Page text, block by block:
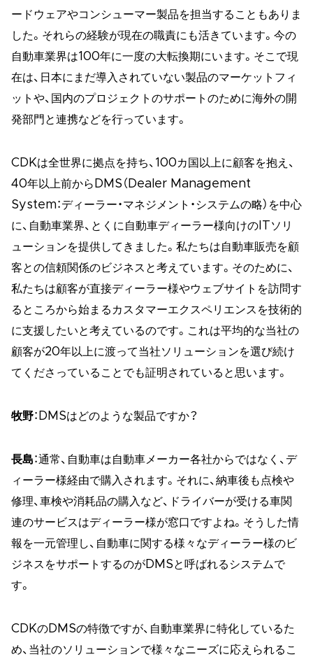
ードウェアやコンシューマー製品を担当することもありま
した。それらの経験が現在の職責にも活きています。今の
自動車業界は100年に一度の大転換期にいます。そこで現
在は、日本にまだ導入されていない製品のマーケットフィ
ットや、国内のプロジェクトのサポートのために海外の開
発部門と連携などを行っています。
CDKは全世界に拠点を持ち、100カ国以上に顧客を抱え、
40年以上前からDMS（Dealer Management
System：ディーラー・マネジメント・システムの略）を中心
に、自動車業界、とくに自動車ディーラー様向けのITソリ
ューションを提供してきました。私たちは自動車販売を顧
客との信頼関係のビジネスと考えています。そのために、
私たちは顧客が直接ディーラー様やウェブサイトを訪問す
るところから始まるカスタマーエクスペリエンスを技術的
に支援したいと考えているのです。これは平均的な当社の
顧客が20年以上に渡って当社ソリューションを選び続け
てくださっていることでも証明されていると思います。
牧野：DMSはどのような製品ですか？
長島：通常、自動車は自動車メーカー各社からではなく、デ
ィーラー様経由で購入されます。それに、納車後も点検や
修理、車検や消耗品の購入など、ドライバーが受ける車関
連のサービスはディーラー様が窓口ですよね。そうした情
報を一元管理し、自動車に関する様々なディーラー様のビ
ジネスをサポートするのがDMSと呼ばれるシステムで
す。
CDKのDMSの特徴ですが、自動車業界に特化しているた
め、当社のソリューションで様々なニーズに応えられるこ